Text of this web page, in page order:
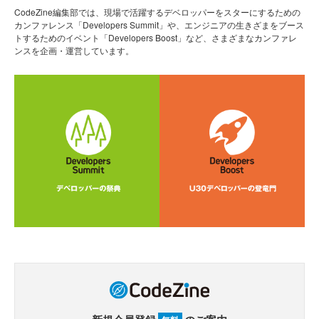
CodeZine編集部では、現場で活躍するデベロッパーをスターにするための
カンファレンス「Developers Summit」や、エンジニアの生きざまをブース
トするためのイベント「Developers Boost」など、さまざまなカンファレ
ンスを企画・運営しています。